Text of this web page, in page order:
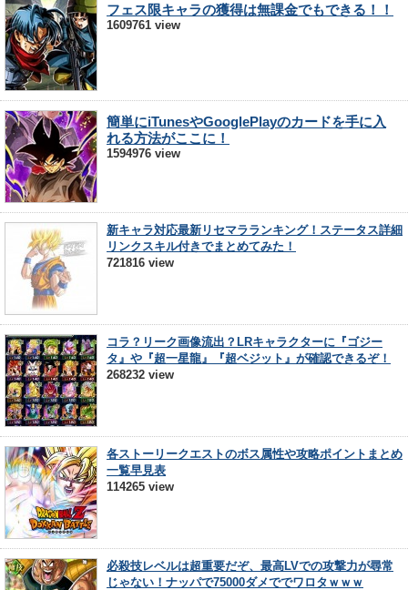
フェス限キャラの獲得は無課金でもできる！！
1609761 view
簡単にiTunesやGooglePlayのカードを手に入
れる方法がここに！
1594976 view
新キャラ対応最新リセマラランキング！ステータス詳細
リンクスキル付きでまとめてみた！
721816 view
コラ？リーク画像流出？LRキャラクターに『ゴジー
タ』や『超一星龍』『超ベジット』が確認できるぞ！
268232 view
各ストーリークエストのボス属性や攻略ポイントまとめ
一覧早見表
114265 view
必殺技レベルは超重要だぞ、最高LVでの攻撃力が尋常
じゃない！ナッパで75000ダメででワロタｗｗｗ